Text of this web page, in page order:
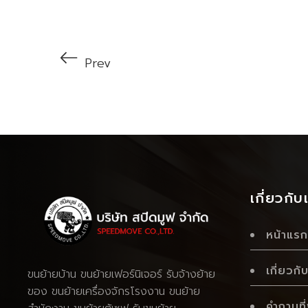
Prev
ขนย้ายบ้าน ขนย้ายเฟอร์นิเจอร์ รับจ้างย้าย
ของ ขนย้ายเครื่องจักรโรงงาน ขนย้าย
เกี่ยวกับ
หน้าแรก
เกี่ยวกั